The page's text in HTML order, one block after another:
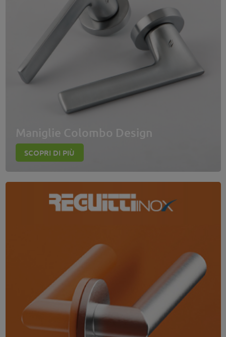
Maniglie Colombo Design
SCOPRI DI PIÙ